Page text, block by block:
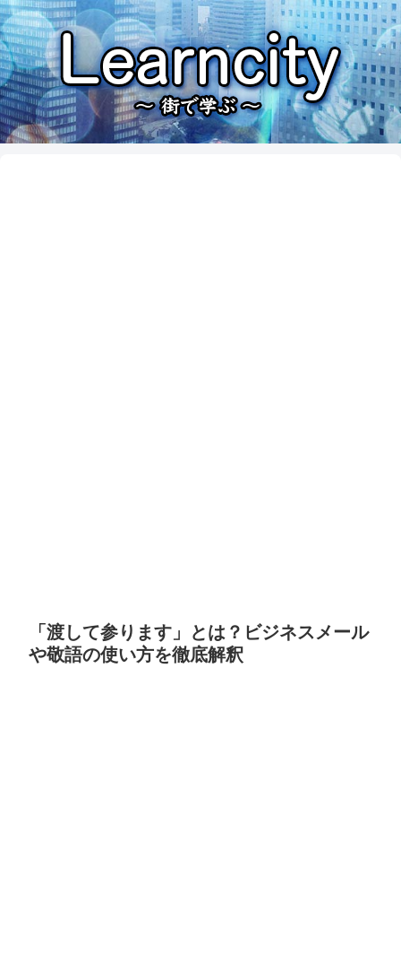
「渡して参ります」とは？ビジネスメール
や敬語の使い方を徹底解釈